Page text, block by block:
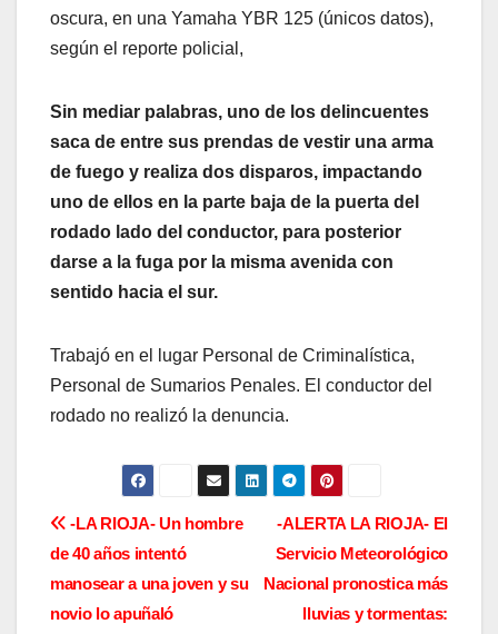
oscura, en una Yamaha YBR 125 (únicos datos),
según el reporte policial,
Sin mediar palabras, uno de los delincuentes
saca de entre sus prendas de vestir una arma
de fuego y realiza dos disparos, impactando
uno de ellos en la parte baja de la puerta del
rodado lado del conductor, para posterior
darse a la fuga por la misma avenida con
sentido hacia el sur.
Trabajó en el lugar Personal de Criminalística,
Personal de Sumarios Penales. El conductor del
rodado no realizó la denuncia.
N
a
v
-ALERTA LA RIOJA- El
Servicio Meteorológico
Nacional pronostica más
lluvias y tormentas:
-LA RIOJA- Un hombre
de 40 años intentó
manosear a una joven y su
novio lo apuñaló